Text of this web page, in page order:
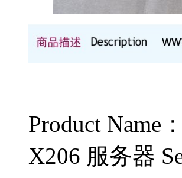
Product Name
X206 服务器